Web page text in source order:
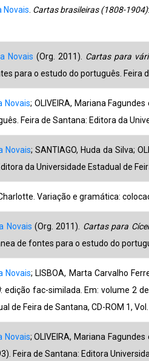
Novais. Cartas brasileiras (1808-1904)
Novais (Org. 2011). Cartas para
para o estudo do português. Feira
Novais; OLIVEIRA, Mariana
Feira de Santana: Editora da
Novais; SANTIAGO, Huda da Silva;
da Universidade Estadual de
Charlotte. Variação e gramática:
Novais (Org. 2011). Cartas para
de fontes para o estudo do
Novais; LISBOA, Marta Carvalho
: edição fac-similada. Em: volume 2
de Feira de Santana, CD-ROM 1,
Novais; OLIVEIRA, Mariana Fagundes
Feira de Santana: Editora